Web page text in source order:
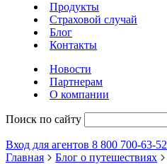
Продукты
Страховой случай
Блог
Контакты
Новости
Партнерам
О компании
Поиск по сайту
Вход для агентов 8 800 700-63-52
Главная
Блог о путешествиях